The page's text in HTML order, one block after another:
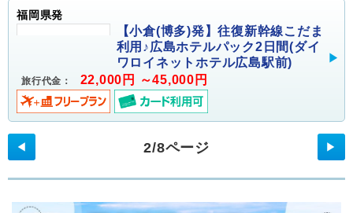
福岡県発
【小倉(博多)発】往復新幹線こだま
利用♪広島ホテルパック2日間(ダイ
ワロイネットホテル広島駅前)
旅行代金： 22,000円 ～45,000円
2/8ページ
◀ ▶